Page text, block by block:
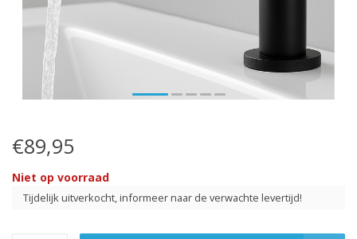
€89,95
Niet op voorraad
Tijdelijk uitverkocht, informeer naar de verwachte levertijd!